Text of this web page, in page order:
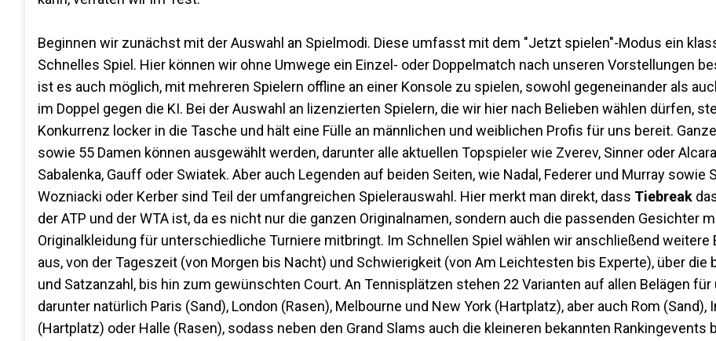
Beginnen wir zunächst mit der Auswahl an Spielmodi. Diese umfasst mit dem "Jetzt spielen"-Modus ein
Schnelles Spiel. Hier können wir ohne Umwege ein Einzel- oder Doppelmatch nach unseren Vorstellungen
ist es auch möglich, mit mehreren Spielern offline an einer Konsole zu spielen, sowohl gegeneinander als
im Doppel gegen die KI. Bei der Auswahl an lizenzierten Spielern, die wir hier nach Belieben wählen dürfen,
Konkurrenz locker in die Tasche und hält eine Fülle an männlichen und weiblichen Profis für uns bereit.
sowie 55 Damen können ausgewählt werden, darunter alle aktuellen Topspieler wie Zverev, Sinner oder
Sabalenka, Gauff oder Swiatek. Aber auch Legenden auf beiden Seiten, wie Nadal, Federer und Murray sowie
Wozniacki oder Kerber sind Teil der umfangreichen Spielerauswahl. Hier merkt man direkt, dass Tiebreak
der ATP und der WTA ist, da es nicht nur die ganzen Originalnamen, sondern auch die passenden Gesichter
Originalkleidung für unterschiedliche Turniere mitbringt. Im Schnellen Spiel wählen wir anschließend weitere
aus, von der Tageszeit (von Morgen bis Nacht) und Schwierigkeit (von Am Leichtesten bis Experte), über die
und Satzanzahl, bis hin zum gewünschten Court. An Tennisplätzen stehen 22 Varianten auf allen Belägen für
darunter natürlich Paris (Sand), London (Rasen), Melbourne und New York (Hartplatz), aber auch Rom (Sand),
(Hartplatz) oder Halle (Rasen), sodass neben den Grand Slams auch die kleineren bekannten Rankingevents